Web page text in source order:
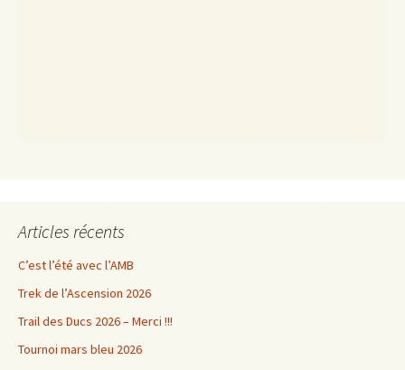
Articles récents
C’est l’été avec l’AMB
Trek de l’Ascension 2026
Trail des Ducs 2026 – Merci !!!
Tournoi mars bleu 2026